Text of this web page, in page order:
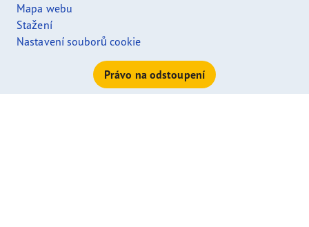
Mapa webu
Stažení
Nastavení souborů cookie
Právo na odstoupení